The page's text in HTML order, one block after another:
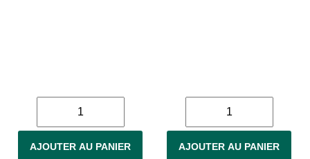
AJOUTER AU PANIER AJOUTER AU PANIER